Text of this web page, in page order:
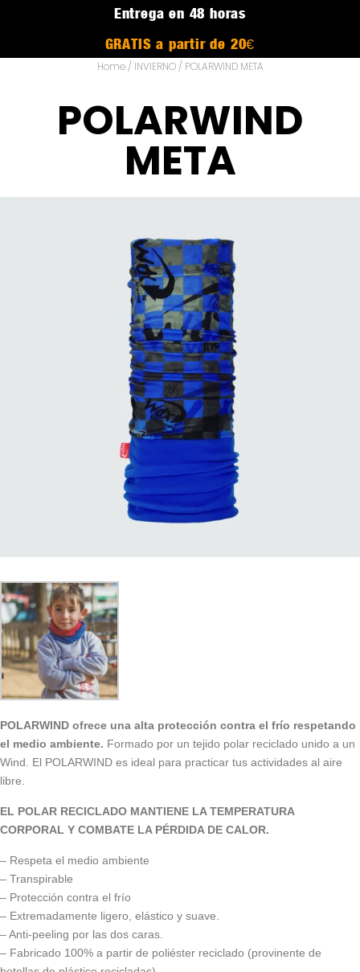
Entrega en 48 horas
GRATIS a partir de 20€
Home/ INVIERNO/ POLARWIND META
POLARWIND
META
POLARWIND ofrece una alta protección contra el frío respetando
el medio ambiente. Formado por un tejido polar reciclado unido a un
Wind. El POLARWIND es ideal para practicar tus actividades al aire
libre.
EL POLAR RECICLADO MANTIENE LA TEMPERATURA
CORPORAL Y COMBATE LA PÉRDIDA DE CALOR.
– Respeta el medio ambiente
– Transpirable
– Protección contra el frío
– Extremadamente ligero, elástico y suave.
– Anti-peeling por las dos caras.
– Fabricado 100% a partir de poliéster reciclado (provinente de